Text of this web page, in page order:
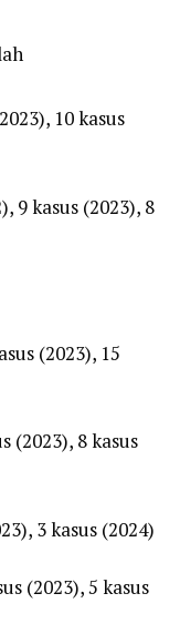
10 kasus
9 kasus (2023), 8
(2023), 15
(2023), 8 kasus
3 kasus (2024)
(2023), 5 kasus